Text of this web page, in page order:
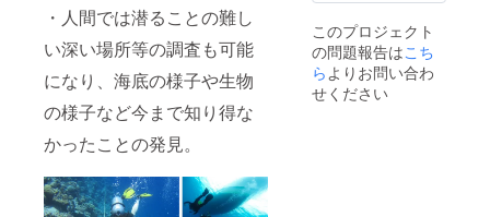
・人間では潜ることの難し
い深い場所等の調査も可能
になり、海底の様子や生物
の様子など今まで知り得な
かったことの発見。
このプロジェクト
の問題報告はこち
ら よりお問い合わ
せください